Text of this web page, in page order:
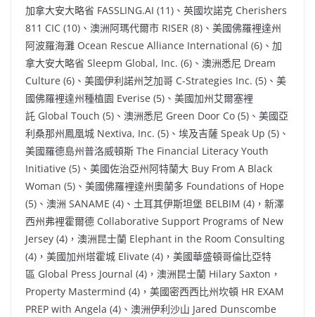
加拿大安大略省 FASSLING.AI (11)、英國坎諾克 Cherishers
811 CIC (10)、澳洲阿瑪代爾市 RISER (8)、美國佛羅裡達州
阿波羅海灘 Ocean Rescue Alliance International (6)、加
拿大安大略省 Sleepm Global, Inc. (6)、澳洲悉尼 Dream
Culture (6)、美國伊利諾州芝加哥 C-Strategies Inc. (5)、美
國佛羅裡達州種植園 Everise (5)、美國加州艾爾塞裡
託 Global Touch (5)、澳洲悉尼 Green Door Co (5)、美國亞
利桑那州鳳凰城 Nextiva, Inc. (5)、埃及吉薩 Speak Up (5)、
美國羅德島州普洛威頓斯 The Financial Literacy Youth
Initiative (5)、美國佐治亞州阿特蘭大 Buy From A Black
Woman (5)、美國佛羅裡達州奧蘭多 Foundations of Hope
(5)、澳洲 SANAME (4)、土耳其伊斯坦堡 BELBIM (4)，新澤
西州弗裡霍爾德 Collaborative Support Programs of New
Jersey (4)，澳洲昆士蘭 Elephant in the Room Consulting
(4)，美國加州塔霍城 Elivate (4)，美國華盛頓哥倫比亞特
區 Global Press Journal (4)，澳洲昆士蘭 Hilary Saxton，
Property Mastermind (4)，美國密西西比州坎頓 HR EXAM
PREP with Angela (4)、澳洲伊利沙山 Jared Dunscombe